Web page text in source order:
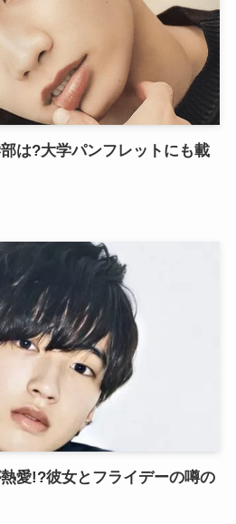
は?大学パンフレットにも載
愛!?彼女とフライデーの噂の